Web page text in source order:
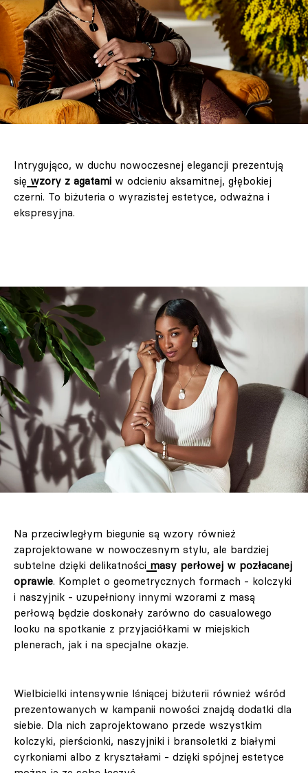
Intrygująco, w duchu nowoczesnej elegancji prezentują
się wzory z agatami w odcieniu aksamitnej, głębokiej
czerni. To biżuteria o wyrazistej estetyce, odważna i
ekspresyjna.
Na przeciwległym biegunie są wzory również
zaprojektowane w nowoczesnym stylu, ale bardziej
subtelne dzięki delikatności masy perłowej w pozłacanej
oprawie. Komplet o geometrycznych formach - kolczyki
i naszyjnik - uzupełniony innymi wzorami z masą
perłową będzie doskonały zarówno do casualowego
looku na spotkanie z przyjaciółkami w miejskich
plenerach, jak i na specjalne okazje.
Wielbicielki intensywnie lśniącej biżuterii również wśród
prezentowanych w kampanii nowości znajdą dodatki dla
siebie. Dla nich zaprojektowano przede wszystkim
kolczyki, pierścionki, naszyjniki i bransoletki z białymi
cyrkoniami albo z kryształami - dzięki spójnej estetyce